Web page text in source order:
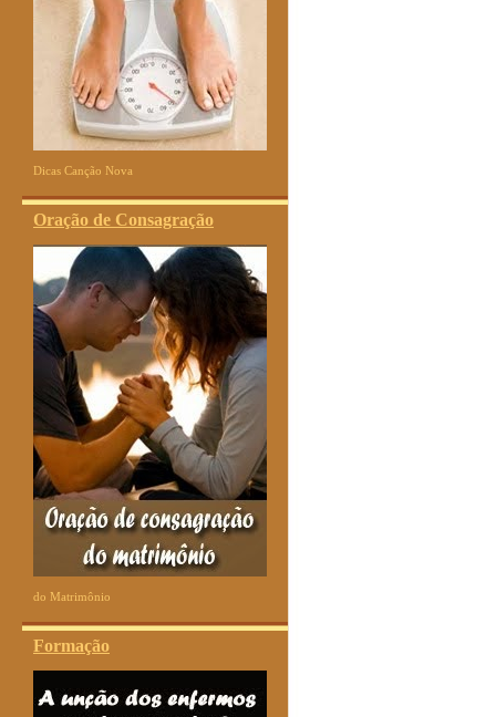
Dicas Canção Nova
Oração de Consagração
do Matrimônio
Formação